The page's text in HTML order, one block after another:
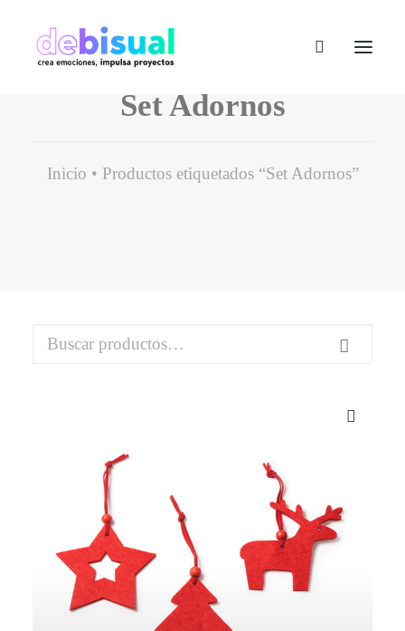
Mail - impulsa@debisual.com
Teléfono - 931 97 40 60
WhatsApp - 634 777 310
Set Adornos
Inicio Productos etiquetados “Set Adornos”
Buscar